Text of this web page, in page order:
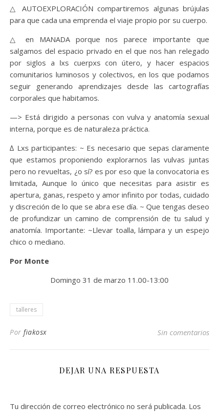
△ AUTOEXPLORACIÓN compartiremos algunas brújulas
para que cada una emprenda el viaje propio por su cuerpo.
△ en MANADA porque nos parece importante que
salgamos del espacio privado en el que nos han relegado
por siglos a lxs cuerpxs con útero, y hacer espacios
comunitarios luminosos y colectivos, en los que podamos
seguir generando aprendizajes desde las cartografías
corporales que habitamos.
—> Está dirigido a personas con vulva y anatomía sexual
interna, porque es de naturaleza práctica.
∆ Lxs participantes: ~ Es necesario que sepas claramente
que estamos proponiendo explorarnos las vulvas juntas
pero no revueltas, ¿o sí? es por eso que la convocatoria es
limitada, Aunque lo único que necesitas para asistir es
apertura, ganas, respeto y amor infinito por todas, cuidado
y discreción de lo que se abra ese día. ~ Que tengas deseo
de profundizar un camino de comprensión de tu salud y
anatomía. Importante: ~Llevar toalla, lámpara y un espejo
chico o mediano.
Por Monte
Domingo 31 de marzo 11.00-13:00
talleres
Por fiakosx Sin comentarios
DEJAR UNA RESPUESTA
Tu dirección de correo electrónico no será publicada. Los